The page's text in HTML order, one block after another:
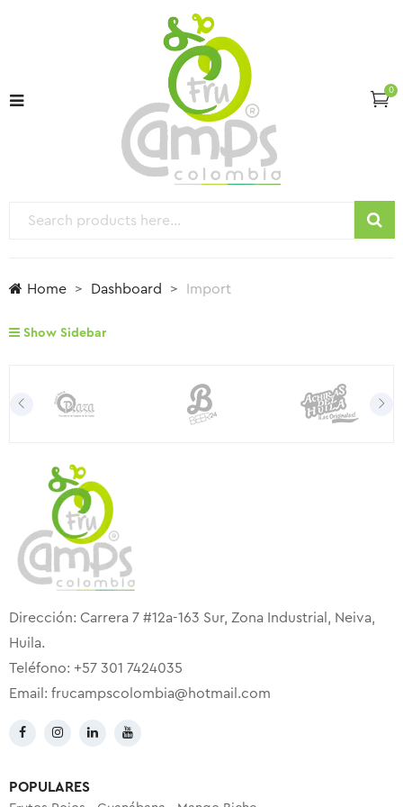
0
Home Dashboard Import
Show Sidebar
Dirección: Carrera 7 #12a-163 Sur, Zona Industrial, Neiva,
Huila.
Teléfono: +57 301 7424035
Email: frucampscolombia@hotmail.com
POPULARES